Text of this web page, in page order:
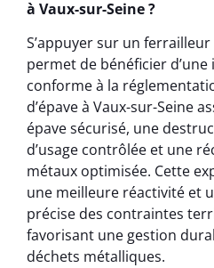
à Vaux-sur-Seine ?
S’appuyer sur un
permet de bénéficier
conforme à la
d’épave à Vaux-sur-Seine
épave sécurisé, une
d’usage contrôlée et une
métaux optimisée. Cette
une meilleure réactivité et
précise des contraintes
favorisant une gestion
déchets métalliques.